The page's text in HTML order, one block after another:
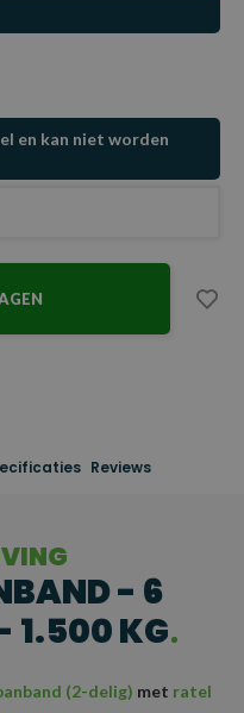
en kan niet worden
Reviews
- 6
1.500 KG
(2-delig) met ratel